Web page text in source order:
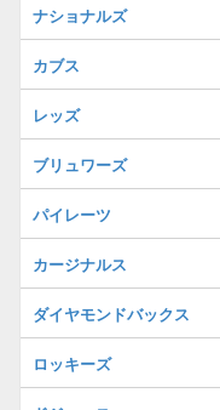
ナショナルズ
カブス
レッズ
ブリュワーズ
パイレーツ
カージナルス
ダイヤモンドバックス
ロッキーズ